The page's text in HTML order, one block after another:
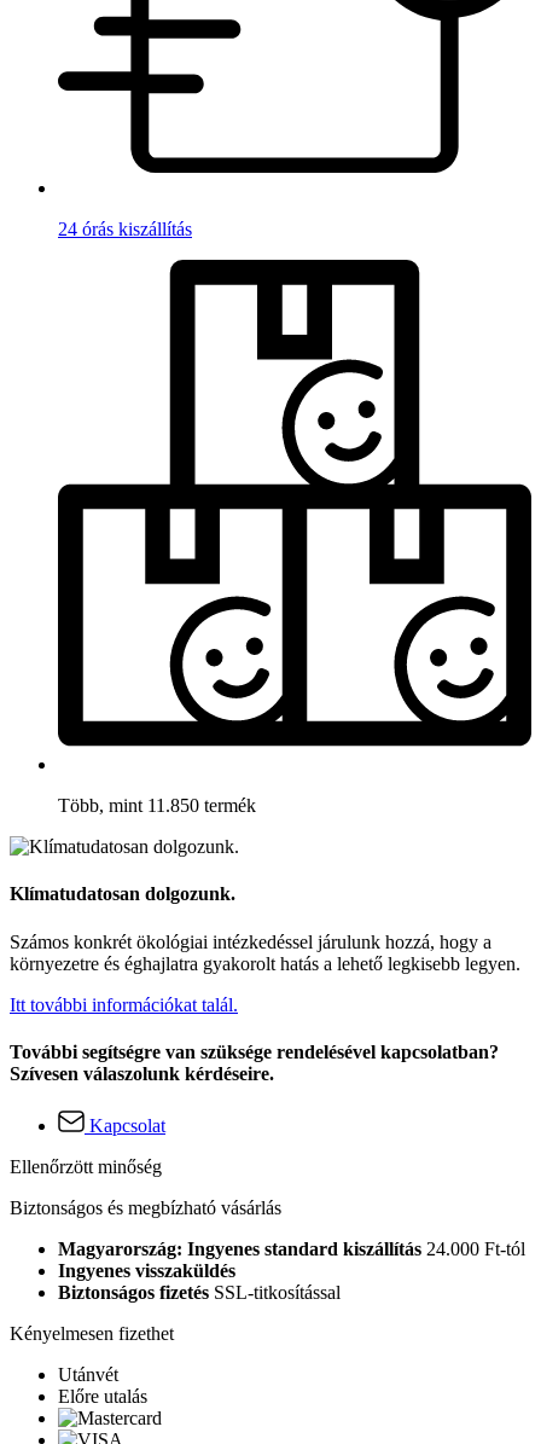
24 órás kiszállítás
Több, mint 11.850 termék
Klímatudatosan dolgozunk.
Számos konkrét ökológiai intézkedéssel járulunk hozzá, hogy a
környezetre és éghajlatra gyakorolt hatás a lehető legkisebb legyen.
Itt további információkat talál.
További segítségre van szüksége rendelésével kapcsolatban?
Szívesen válaszolunk kérdéseire.
Kapcsolat
Ellenőrzött minőség
Biztonságos és megbízható vásárlás
Magyarország: Ingyenes standard kiszállítás 24.000 Ft-tól
Ingyenes visszaküldés
Biztonságos fizetés SSL-titkosítással
Kényelmesen fizethet
Utánvét
Előre utalás